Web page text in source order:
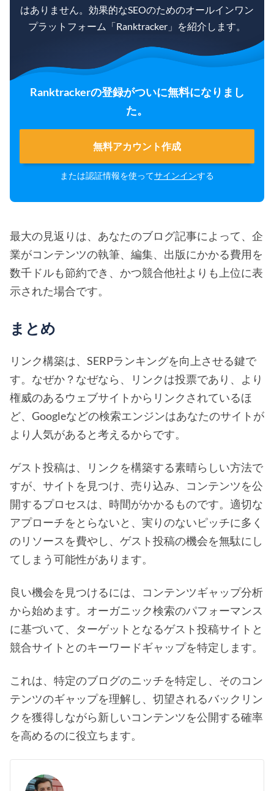
はありません。効果的なSEOのためのオールインワン
プラットフォーム「Ranktracker」を紹介します。
Ranktrackerの登録がついに無料になりまし
た。
無料アカウント作成
または認証情報を使ってサインインする
最大の見返りは、あなたのブログ記事によって、企
業がコンテンツの執筆、編集、出版にかかる費用を
数千ドルも節約でき、かつ競合他社よりも上位に表
示された場合です。
まとめ
リンク構築は、SERPランキングを向上させる鍵で
す。なぜか？なぜなら、リンクは投票であり、より
権威のあるウェブサイトからリンクされているほ
ど、Googleなどの検索エンジンはあなたのサイトが
より人気があると考えるからです。
ゲスト投稿は、リンクを構築する素晴らしい方法で
すが、サイトを見つけ、売り込み、コンテンツを公
開するプロセスは、時間がかかるものです。適切な
アプローチをとらないと、実りのないピッチに多く
のリソースを費やし、ゲスト投稿の機会を無駄にし
てしまう可能性があります。
良い機会を見つけるには、コンテンツギャップ分析
から始めます。オーガニック検索のパフォーマンス
に基づいて、ターゲットとなるゲスト投稿サイトと
競合サイトとのキーワードギャップを特定します。
これは、特定のブログのニッチを特定し、そのコン
テンツのギャップを理解し、切望されるバックリン
クを獲得しながら新しいコンテンツを公開する確率
を高めるのに役立ちます。